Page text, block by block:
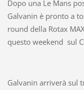
Dopo una Le Mans
Galvanin è pronto a
round della Rotax
questo weekend sul
Galvanin arriverà sul